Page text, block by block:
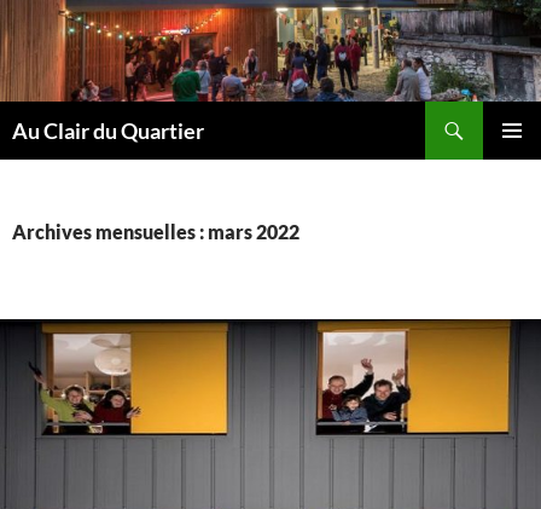
au
contenu
Au Clair du Quartier
Archives mensuelles : mars 2022